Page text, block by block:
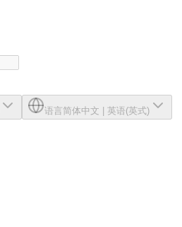
语言简体中文 | 英语(英式)